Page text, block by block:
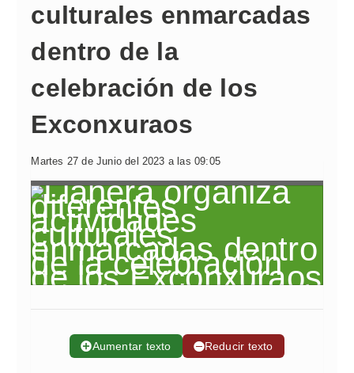
culturales enmarcadas
dentro de la
celebración de los
Exconxuraos
Martes 27 de Junio del 2023 a las 09:05
➕Aumentar texto ➖Reducir texto